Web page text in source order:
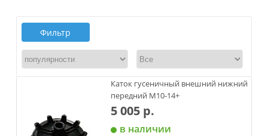
Фильтр
Каток гусеничный внешний нижний
передний М10-14+
5 005 р.
в наличии